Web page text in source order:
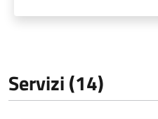
Servizi (14)